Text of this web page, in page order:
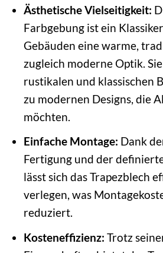
Ästhetische Vielseitigkeit:
Farbgebung ist ein
Gebäuden eine warme,
zugleich moderne Optik.
rustikalen und klassischen
zu modernen Designs, die
möchten.
Einfache Montage: Dank
Fertigung und der
lässt sich das Trapezblech
verlegen, was
reduziert.
Kosteneffizienz: Trotz